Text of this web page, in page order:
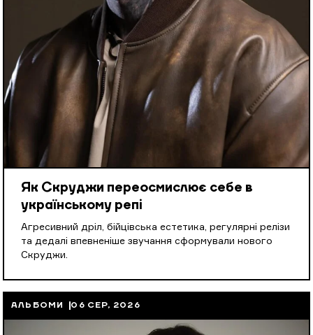
Як Скруджи переосмислює себе в
українському репі
Агресивний дріл, бійцівська естетика, регулярні релізи
та дедалі впевненіше звучання сформували нового
Скруджи.
АЛЬБОМИ 06 СЕР, 2026